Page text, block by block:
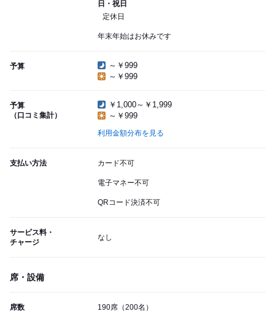
日・祝日
定休日
年末年始はお休みです
予算
～￥999
～￥999
予算
（口コミ集計）
￥1,000～￥1,999
～￥999
利用金額分布を見る
支払い方法 カード不可
電子マネー不可
QRコード決済不可
サービス料・
チャージ
なし
席・設備
席数 190席（200名）